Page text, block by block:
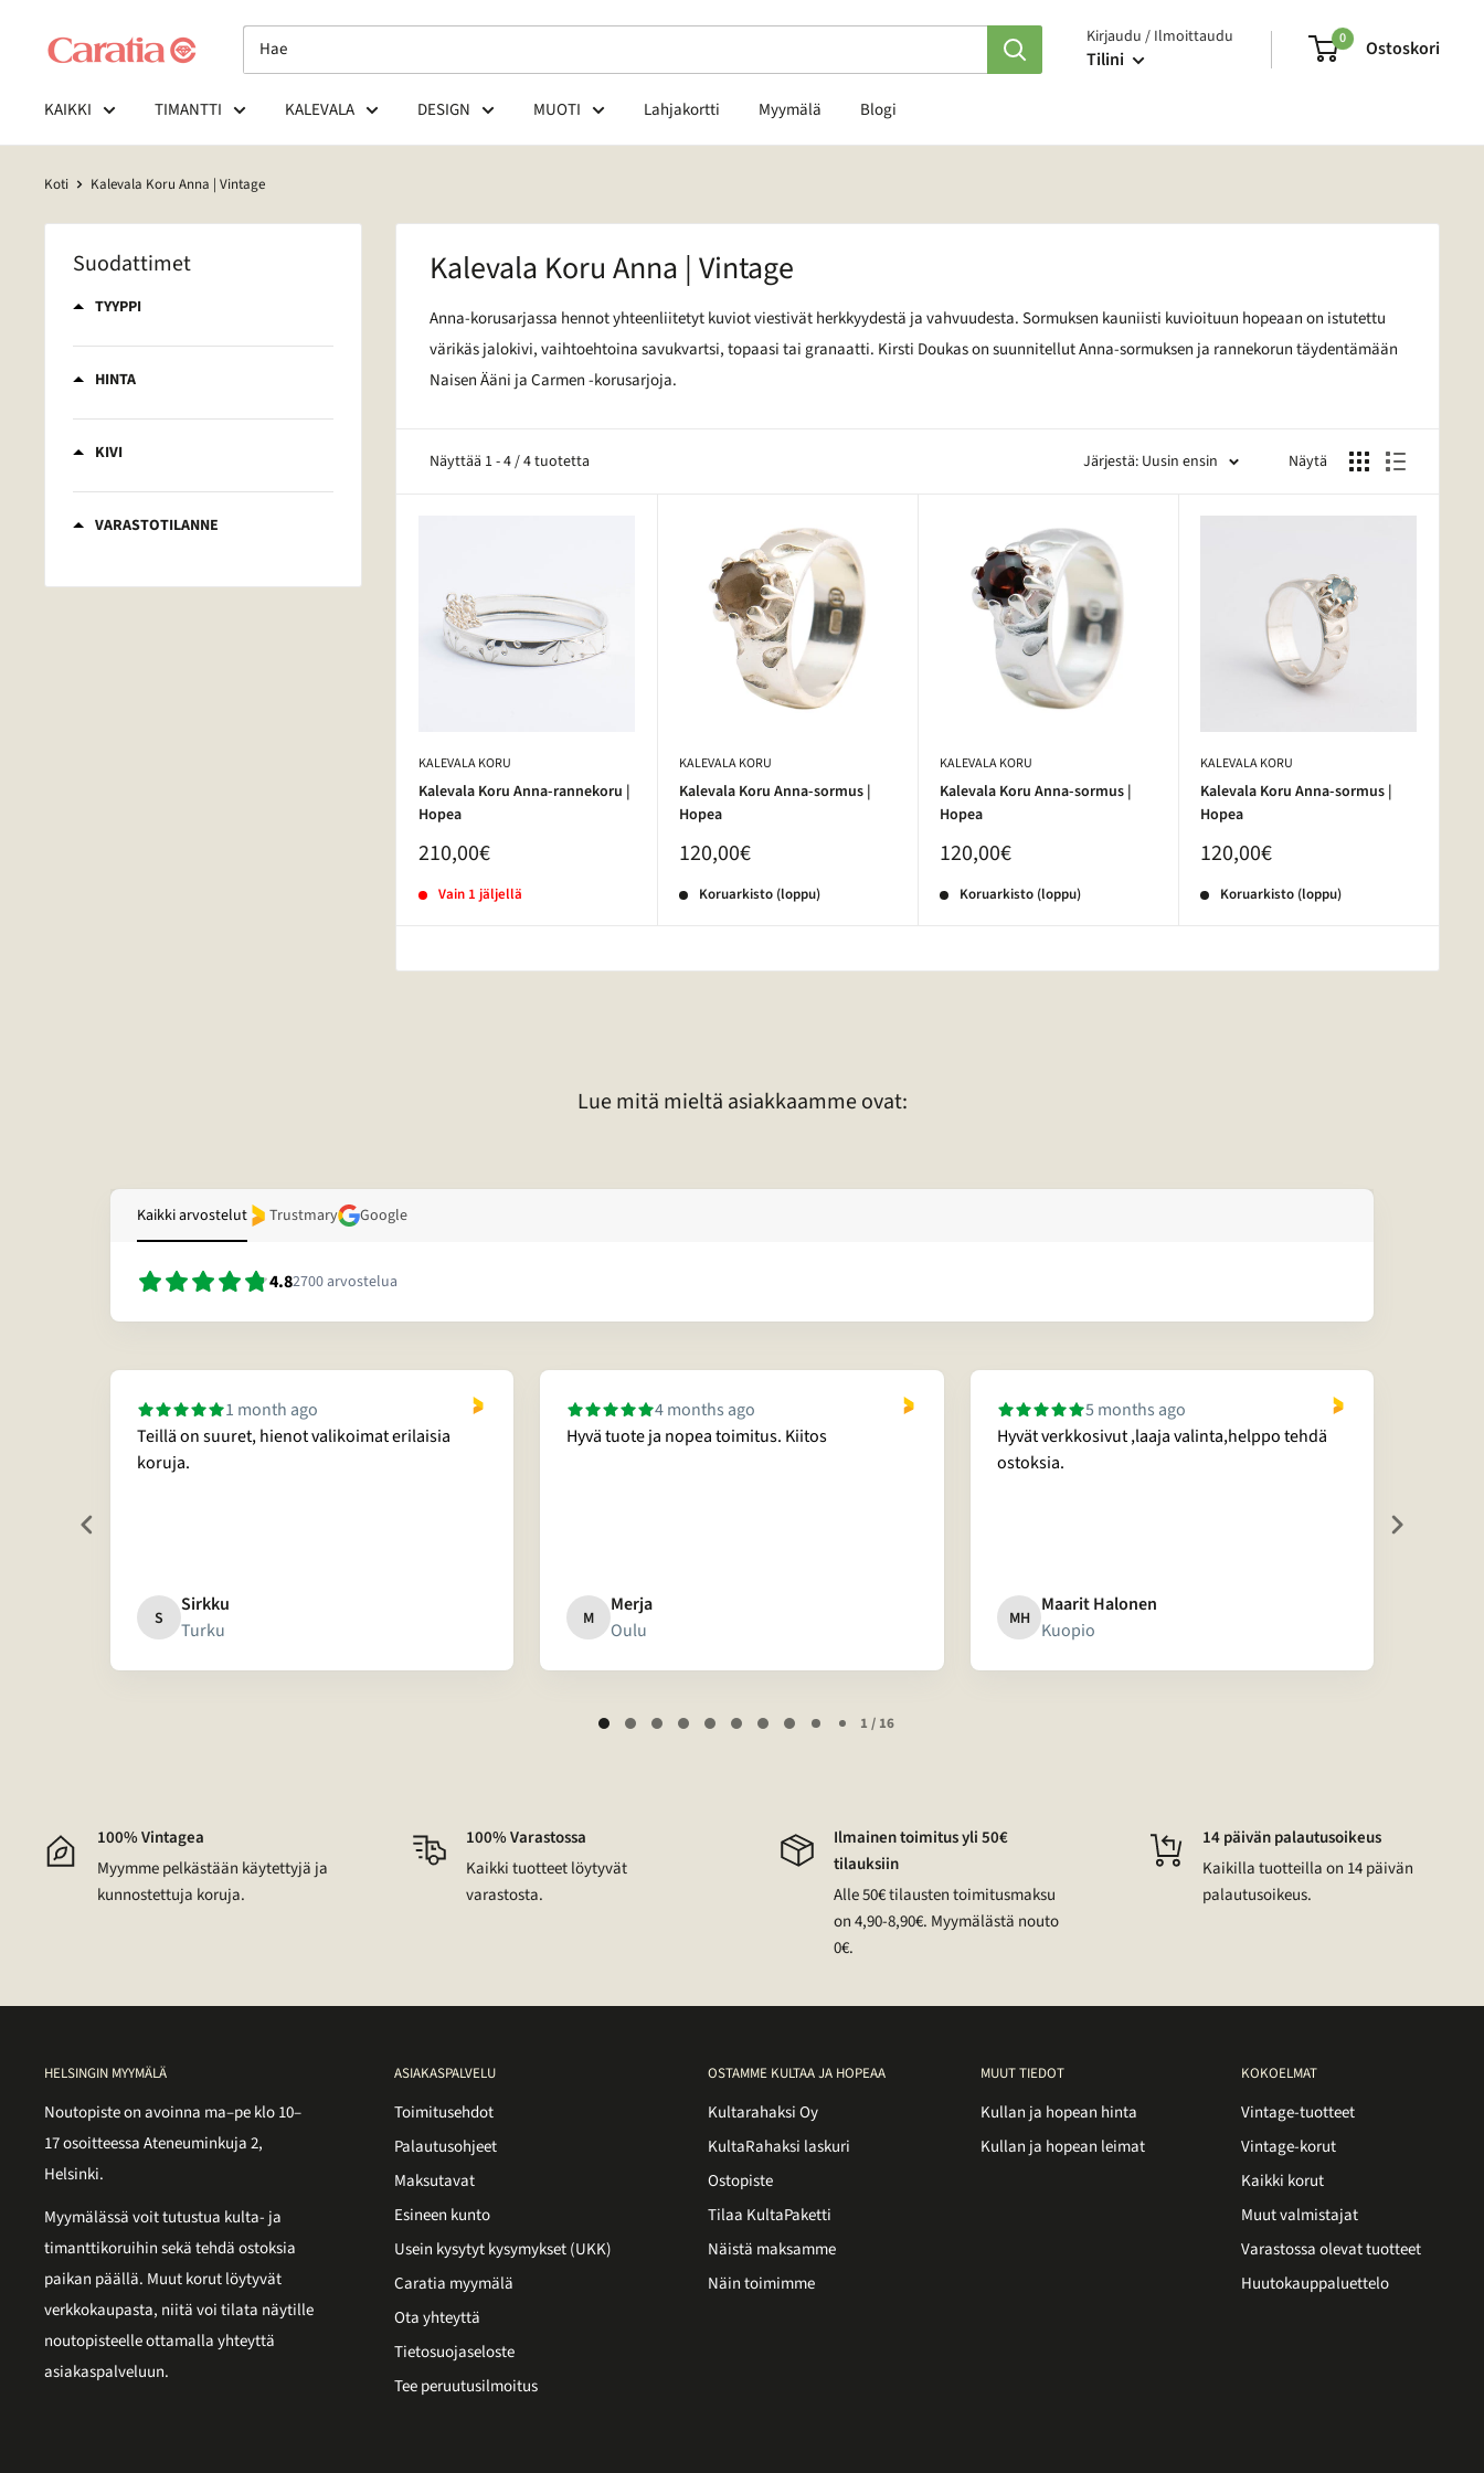
sisältöön
Kirjaudu / Ilmoittaudu
Tilini
0 Ostoskori
KAIKKI TIMANTTI KALEVALA DESIGN MUOTI Lahjakortti Myymälä Blogi
Koti Kalevala Koru Anna | Vintage
Suodattimet
TYYPPI
HINTA
KIVI
VARASTOTILANNE
Kalevala Koru Anna | Vintage
Anna-korusarjassa hennot yhteenliitetyt kuviot viestivät herkkyydestä ja vahvuudesta. Sormuksen kauniisti kuvioituun hopeaan on istutettu
värikäs jalokivi, vaihtoehtoina savukvartsi, topaasi tai granaatti. Kirsti Doukas on suunnitellut Anna-sormuksen ja rannekorun täydentämään
Naisen Ääni ja Carmen -korusarjoja.
Näyttää 1 - 4 / 4 tuotetta Järjestä: Uusin ensin Näytä
KALEVALA KORU
Kalevala Koru Anna-rannekoru |
Hopea
210,00€
Vain 1 jäljellä
KALEVALA KORU
Kalevala Koru Anna-sormus |
Hopea
120,00€
Koruarkisto (loppu)
KALEVALA KORU
Kalevala Koru Anna-sormus |
Hopea
120,00€
Koruarkisto (loppu)
KALEVALA KORU
Kalevala Koru Anna-sormus |
Hopea
120,00€
Koruarkisto (loppu)
Lue mitä mieltä asiakkaamme ovat:
Kaikki arvostelut Trustmary Google
4.82700arvostelua
1 month ago
Teillä on suuret, hienot valikoimat erilaisia
koruja.
S
Sirkku
Turku
4 months ago
Hyvä tuote ja nopea toimitus. Kiitos
M
Merja
Oulu
5 months ago
Hyvät verkkosivut ,laaja valinta,helppo tehdä
ostoksia.
MH
Maarit Halonen
Kuopio
1 / 16
100% Vintagea
Myymme pelkästään käytettyjä ja
kunnostettuja koruja.
100% Varastossa
Kaikki tuotteet löytyvät
varastosta.
Ilmainen toimitus yli 50€
tilauksiin
Alle 50€ tilausten toimitusmaksu
on 4,90-8,90€. Myymälästä nouto
0€.
14 päivän palautusoikeus
Kaikilla tuotteilla on 14 päivän
palautusoikeus.
HELSINGIN MYYMÄLÄ
Noutopiste on avoinna ma–pe klo 10–
17 osoitteessa Ateneuminkuja 2,
Helsinki.
Myymälässä voit tutustua kulta- ja
timanttikoruihin sekä tehdä ostoksia
paikan päällä. Muut korut löytyvät
verkkokaupasta, niitä voi tilata näytille
noutopisteelle ottamalla yhteyttä
asiakaspalveluun.
ASIAKASPALVELU
Toimitusehdot
Palautusohjeet
Maksutavat
Esineen kunto
Usein kysytyt kysymykset (UKK)
Caratia myymälä
Ota yhteyttä
Tietosuojaseloste
Tee peruutusilmoitus
OSTAMME KULTAA JA HOPEAA
Kultarahaksi Oy
KultaRahaksi laskuri
Ostopiste
Tilaa KultaPaketti
Näistä maksamme
Näin toimimme
MUUT TIEDOT
Kullan ja hopean hinta
Kullan ja hopean leimat
KOKOELMAT
Vintage-tuotteet
Vintage-korut
Kaikki korut
Muut valmistajat
Varastossa olevat tuotteet
Huutokauppaluettelo